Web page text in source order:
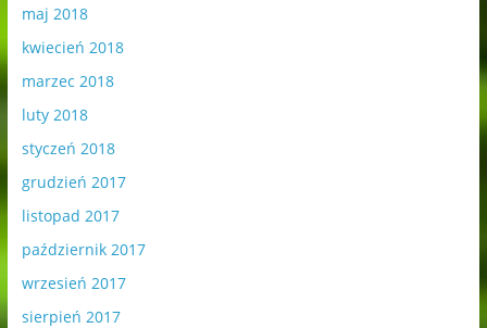
maj 2018
kwiecień 2018
marzec 2018
luty 2018
styczeń 2018
grudzień 2017
listopad 2017
październik 2017
wrzesień 2017
sierpień 2017